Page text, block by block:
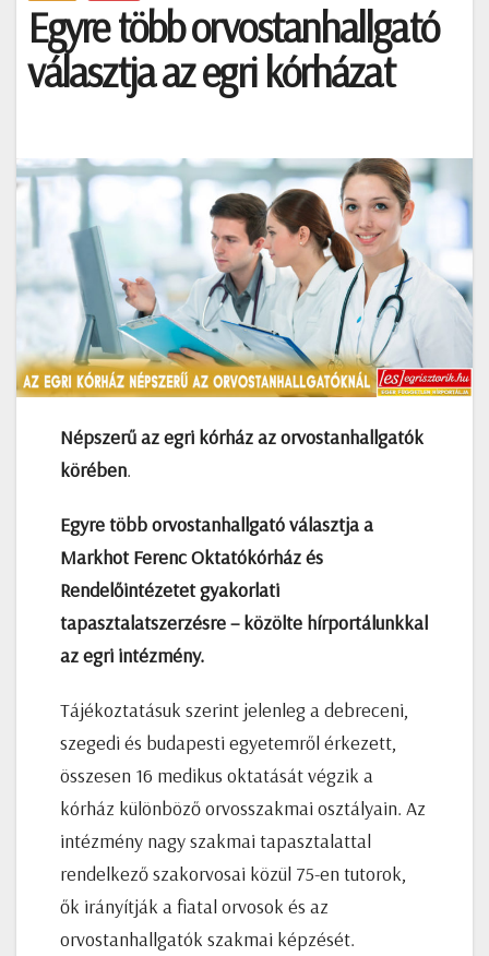
Egyre több orvostanhallgató
választja az egri kórházat
Népszerű az egri kórház az orvostanhallgatók
körében.
Egyre több orvostanhallgató választja a
Markhot Ferenc Oktatókórház és
Rendelőintézetet gyakorlati
tapasztalatszerzésre – közölte hírportálunkkal
az egri intézmény.
Tájékoztatásuk szerint jelenleg a debreceni,
szegedi és budapesti egyetemről érkezett,
összesen 16 medikus oktatását végzik a
kórház különböző orvosszakmai osztályain. Az
intézmény nagy szakmai tapasztalattal
rendelkező szakorvosai közül 75-en tutorok,
ők irányítják a fiatal orvosok és az
orvostanhallgatók szakmai képzését.